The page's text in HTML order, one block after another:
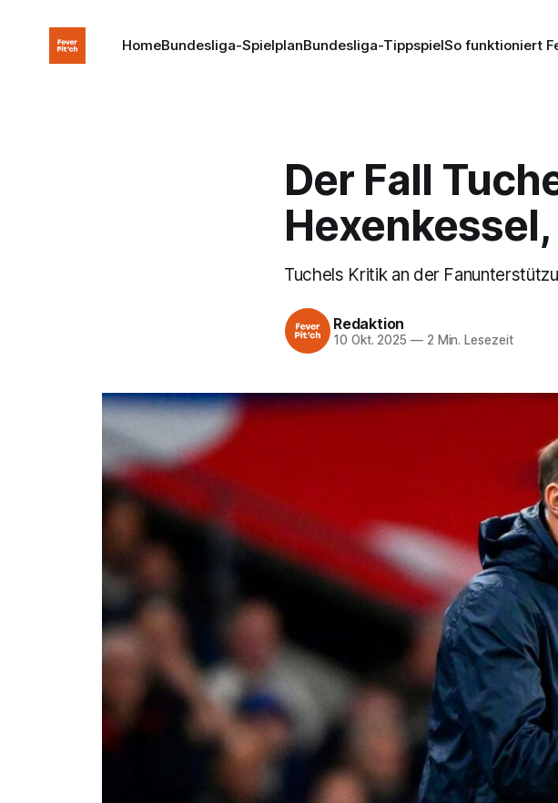
HomeBundesliga-SpielplanBundesliga-TippspielSo funktioniert
Der Fall
Tuchels Kritik an der
Redaktion
10 Okt. 2025 —2 Min. Lesezeit